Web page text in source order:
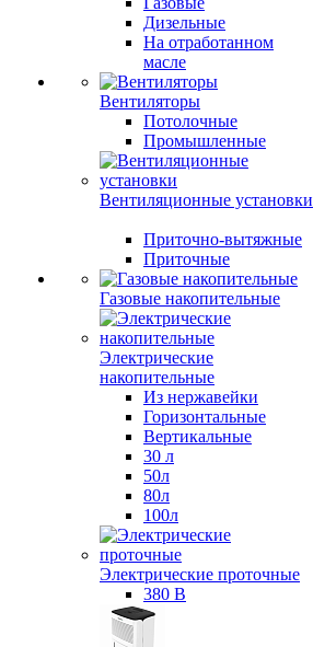
Дизельные
На отработанном
масле
Вентиляторы
Потолочные
Промышленные
Вентиляционные установки
Приточно-вытяжные
Приточные
Газовые накопительные
Электрические
накопительные
Из нержавейки
Горизонтальные
Вертикальные
30 л
50л
80л
100л
Электрические проточные
380 В